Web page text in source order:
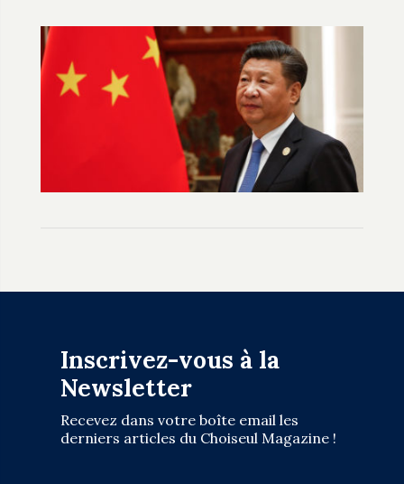
Inscrivez-vous à la
Newsletter
Recevez dans votre boîte email les
derniers articles du Choiseul Magazine !